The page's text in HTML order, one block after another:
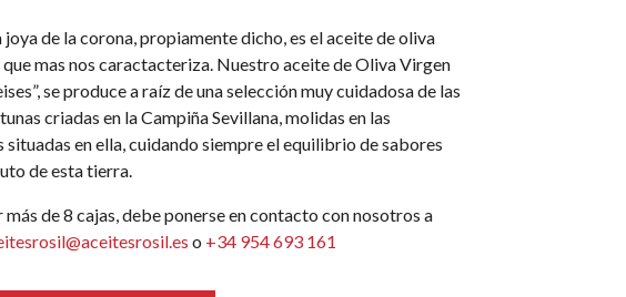
joya de la corona, propiamente dicho, es el aceite de oliva
mas nos caractacteriza. Nuestro aceite de Oliva Virgen
se produce a raíz de una selección muy cuidadosa de las
criadas en la Campiña Sevillana, molidas en las
en ella, cuidando siempre el equilibrio de sabores
de esta tierra.
de 8 cajas, debe ponerse en contacto con nosotros a
o +34 954 693 161